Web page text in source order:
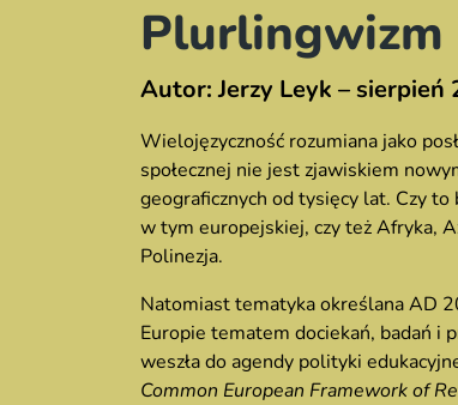
Autor: Jerzy Leyk – sierpień
Wielojęzyczność rozumiana jako
społecznej nie jest zjawiskiem
geograficznych od tysięcy lat. Czy
w tym europejskiej, czy też Afryka,
Polinezja.
Natomiast tematyka określana AD
Europie tematem dociekań, badań i
weszła do agendy polityki
Common European Framework of